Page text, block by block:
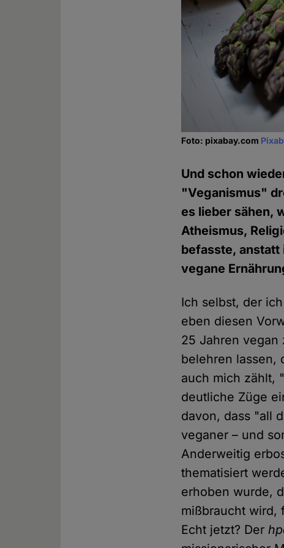
Foto: pixabay.com
Und schon
"Veganismus"
es lieber sähen,
Atheismus,
befasste, anstatt
vegane
Ich selbst, der
eben diesen
25 Jahren vegan
belehren lassen,
auch mich zählt,
deutliche Züge
davon, dass "all
veganer – und
Anderweitig
thematisiert
erhoben wurde,
mißbraucht wird,
Echt jetzt? Der